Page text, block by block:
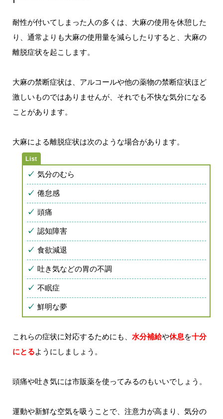
耐性が付いてしまった人の多くは、大麻の使用を休憩した
り、通常よりも大麻の使用量を減らしたりすると、大麻の
離脱症状を起こします。
大麻の禁断症状は、アルコールや他の薬物の禁断症状ほど
激しいものではありませんが、それでも不快な気分になる
ことがあります。
大麻による離脱症状は次のような場合があります。
気分のむら
倦怠感
頭痛
認知障害
食欲減退
吐き気などの胃の不調
不眠症
鮮明な夢
これらの症状に対応するためにも、 水分補給や休息を十分
にとるようにしましょう。
頭痛や吐き気には市販薬を使ってみるのもいいでしょう。
運動や新鮮な空気を吸うことで、注意力が高まり、気分の